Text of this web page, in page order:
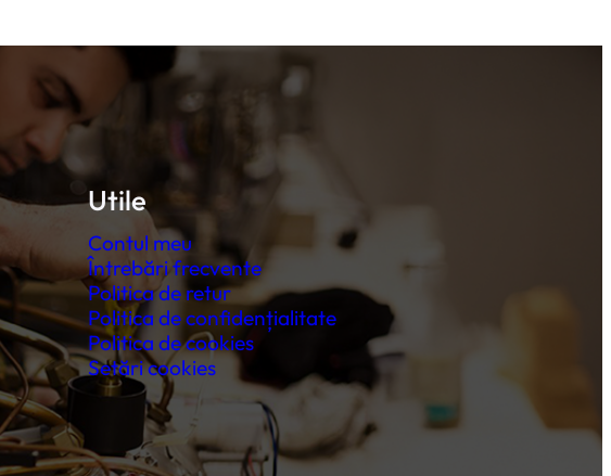
Utile
Contul meu
Întrebări frecvente
Politica de retur
Politica de confidențialitate
Politica de cookies
Setări cookies